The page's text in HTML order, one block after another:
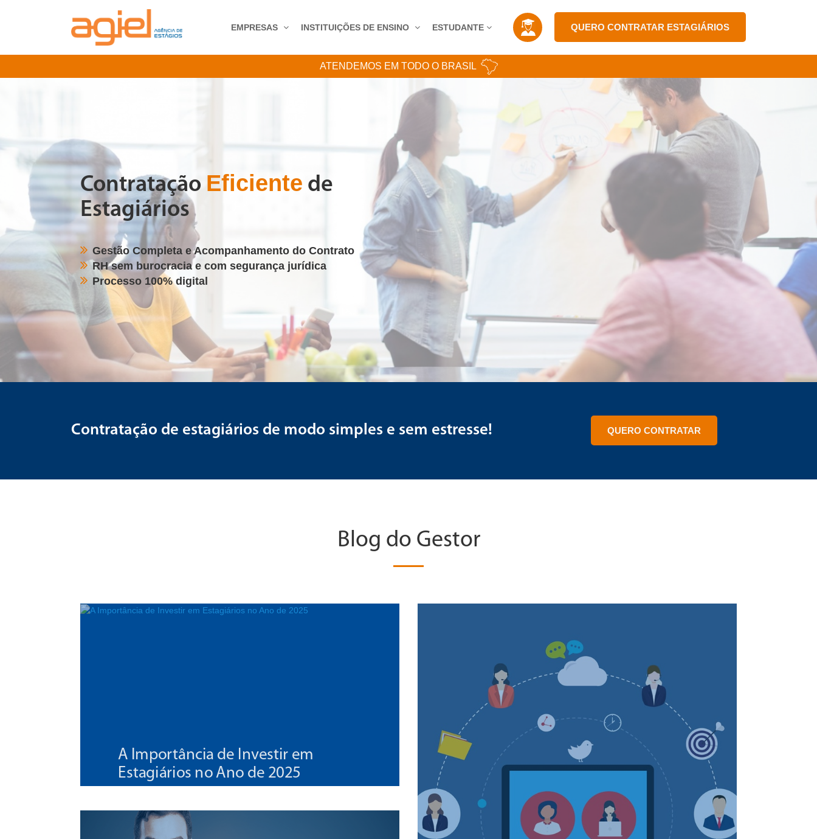
EMPRESAS INSTITUIÇÕES DE ENSINO ESTUDANTE QUERO CONTRATAR ESTAGIÁRIOS
ATENDEMOS EM TODO O BRASIL
Contratação Eficiente de
Estagiários
Gestão Completa e Acompanhamento do Contrato
RH sem burocracia e com segurança jurídica
Processo 100% digital
Contratação de estagiários de modo simples e sem estresse! QUERO CONTRATAR
Blog do Gestor
A Importância de Investir em
Estagiários no Ano de 2025